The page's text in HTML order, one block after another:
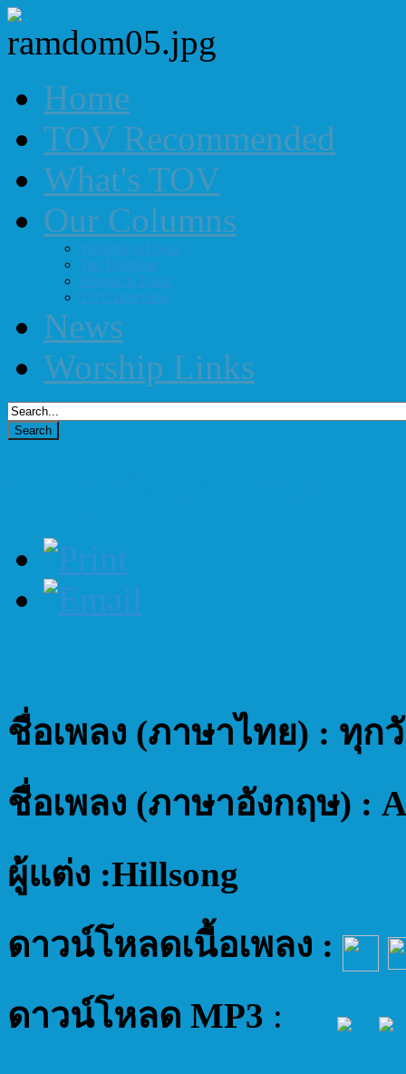
Home
TOV Recommended
What's TOV
Our Columns
Worship in Focus
The Frontline
Album in Trend
TOV Interview
News
Worship Links
ชื่อเพลง (ภาษาไทย) : ทุก
ชื่อเพลง (ภาษาอังกฤษ) :
ผู้แต่ง :Hillsong
ดาวน์โหลดเนื้อเพลง :
ดาวน์โหลด MP3 :